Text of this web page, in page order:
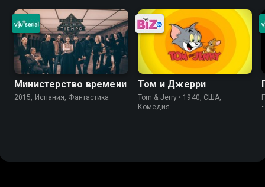
Министерство времени
2015, Испания, Фантастика
Том и Джерри
Tom & Jerry • 1940, США,
Комедия